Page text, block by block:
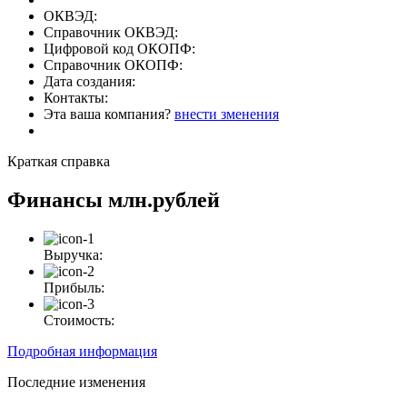
ОКВЭД:
Справочник ОКВЭД:
Цифровой код ОКОПФ:
Справочник ОКОПФ:
Дата создания:
Контакты:
Эта ваша компания? внести зменения
Краткая справка
Финансы млн.рублей
Выручка:
Прибыль:
Стоимость:
Подробная информация
Последние изменения